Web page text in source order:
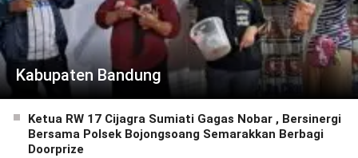
Kabupaten Bandung
Ketua RW 17 Cijagra Sumiati Gagas Nobar , Bersinergi
Bersama Polsek Bojongsoang Semarakkan Berbagi
Doorprize